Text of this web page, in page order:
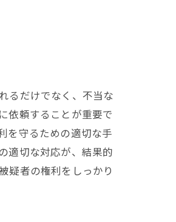
るだけでなく、不当な
依頼することが重要で
を守るための適切な手
適切な対応が、結果的
疑者の権利をしっかり